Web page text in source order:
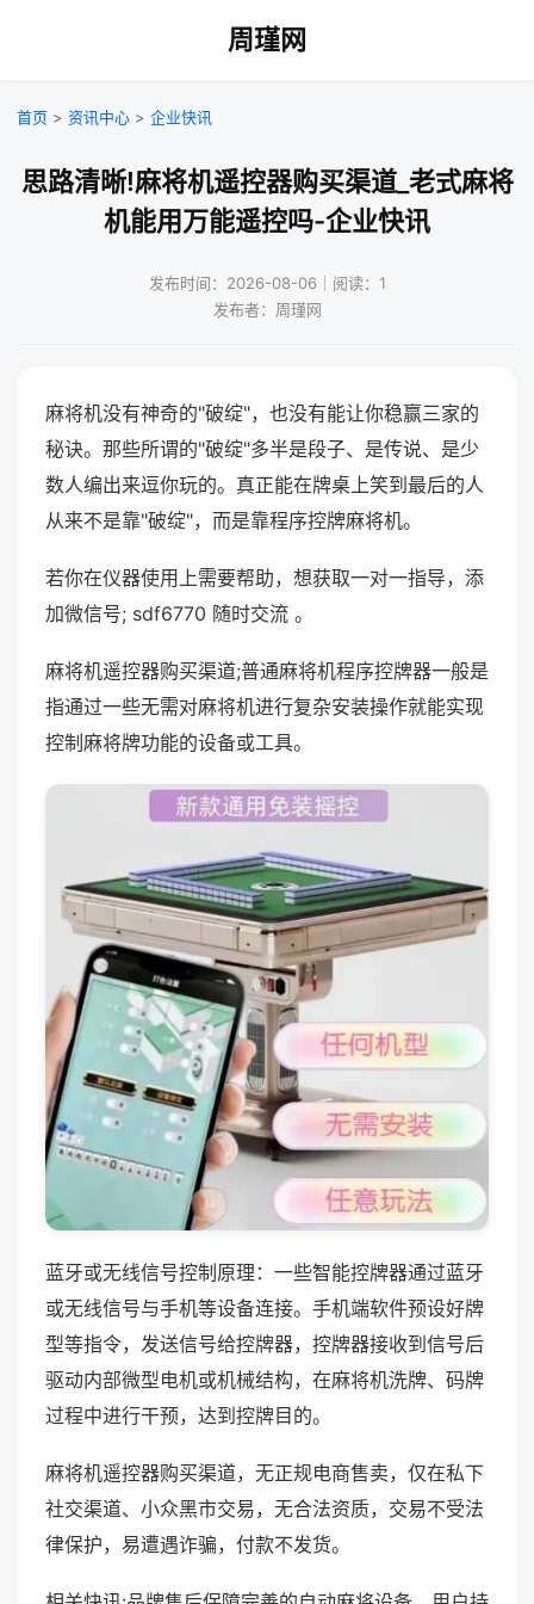
周瑾网
首页 > 资讯中心 > 企业快讯
思路清晰!麻将机遥控器购买渠道_老式麻将
机能用万能遥控吗-企业快讯
发布时间：2026-08-06｜阅读：1
发布者：周瑾网
麻将机没有神奇的"破绽"，也没有能让你稳赢三家的
秘诀。那些所谓的"破绽"多半是段子、是传说、是少
数人编出来逗你玩的。真正能在牌桌上笑到最后的人
从来不是靠"破绽"，而是靠程序控牌麻将机。
若你在仪器使用上需要帮助，想获取一对一指导，添
加微信号; sdf6770 随时交流 。
麻将机遥控器购买渠道;普通麻将机程序控牌器一般是
指通过一些无需对麻将机进行复杂安装操作就能实现
控制麻将牌功能的设备或工具。
蓝牙或无线信号控制原理：一些智能控牌器通过蓝牙
或无线信号与手机等设备连接。手机端软件预设好牌
型等指令，发送信号给控牌器，控牌器接收到信号后
驱动内部微型电机或机械结构，在麻将机洗牌、码牌
过程中进行干预，达到控牌目的。
麻将机遥控器购买渠道，无正规电商售卖，仅在私下
社交渠道、小众黑市交易，无合法资质，交易不受法
律保护，易遭遇诈骗，付款不发货。